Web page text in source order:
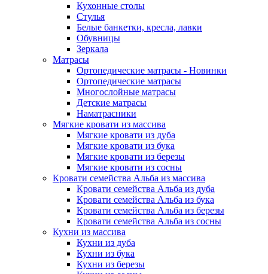
Кухонные столы
Стулья
Белые банкетки, кресла, лавки
Обувницы
Зеркала
Матрасы
Ортопедические матрасы - Новинки
Ортопедические матрасы
Многослойные матрасы
Детские матрасы
Наматрасники
Мягкие кровати из массива
Мягкие кровати из дуба
Мягкие кровати из бука
Мягкие кровати из березы
Мягкие кровати из сосны
Кровати семейства Альба из массива
Кровати семейства Альба из дуба
Кровати семейства Альба из бука
Кровати семейства Альба из березы
Кровати семейства Альба из сосны
Кухни из массива
Кухни из дуба
Кухни из бука
Кухни из березы